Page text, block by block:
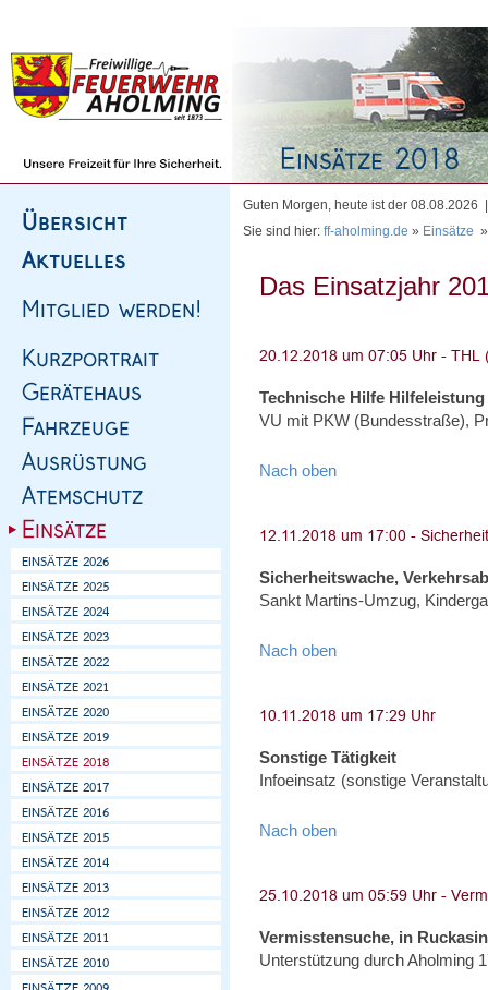
Guten Morgen, heute ist der
Sie sind hier: ff-aholming.de » Einsätze
Das Einsatzjahr
Technische Hilfe Hilfeleistung
VU mit PKW (Bundesstraße),
Nach oben
Sicherheitswache,
Sankt Martins-Umzug,
Nach oben
Sonstige Tätigkeit
Infoeinsatz (sonstige
Nach oben
Vermisstensuche, in
Unterstützung durch Aholming